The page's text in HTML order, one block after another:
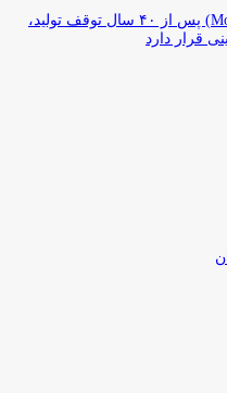
برند قدیمی موربیدلی (Morbidelli) پس از ۴۰ سال توقف تولید،
قرار دارد